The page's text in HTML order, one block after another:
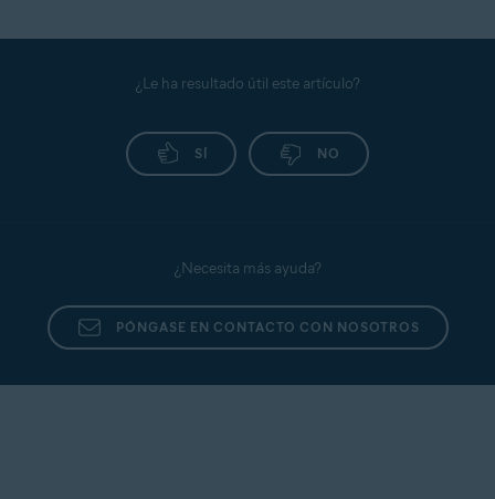
¿Le ha resultado útil este artículo?
SÍ NO
¿Necesita más ayuda?
PÓNGASE EN CONTACTO CON NOSOTROS